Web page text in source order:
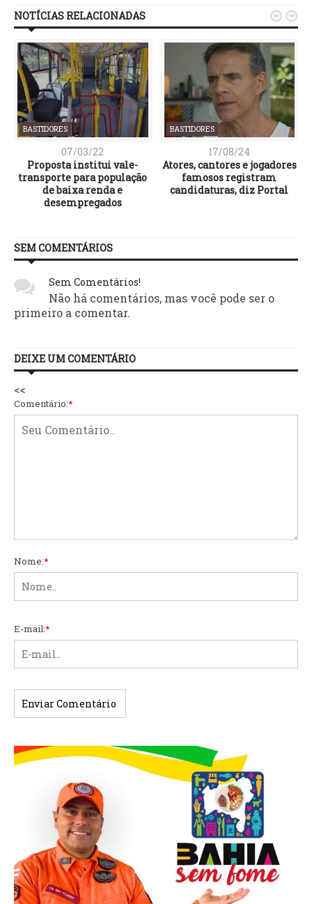
NOTÍCIAS RELACIONADAS
BASTIDORES
07/03/22
Proposta institui vale-
transporte para população
de baixa renda e
desempregados
BASTIDORES
17/08/24
Atores, cantores e jogadores
famosos registram
candidaturas, diz Portal
 
SEM COMENTÁRIOS
Sem Comentários!
Não há comentários, mas você pode ser o
primeiro a comentar.
DEIXE UM COMENTÁRIO
<<
Comentário:*
Nome:*
E-mail:*